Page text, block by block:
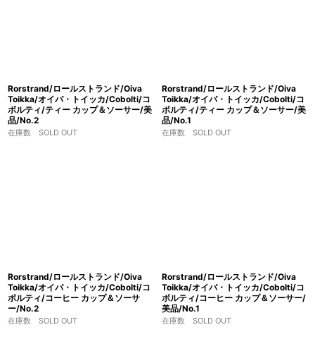
Rorstrand/ロールストランド/Oiva
Toikka/オイバ・トイッカ/Cobolti/コ
ボルティ/ティー カップ＆ソーサー/美
品/No.2
在庫数 SOLD OUT
Rorstrand/ロールストランド/Oiva
Toikka/オイバ・トイッカ/Cobolti/コ
ボルティ/ティー カップ＆ソーサー/美
品/No.1
在庫数 SOLD OUT
Rorstrand/ロールストランド/Oiva
Toikka/オイバ・トイッカ/Cobolti/コ
ボルティ/コーヒー カップ＆ソーサ
ー/No.2
在庫数 SOLD OUT
Rorstrand/ロールストランド/Oiva
Toikka/オイバ・トイッカ/Cobolti/コ
ボルティ/コーヒー カップ＆ソーサー/
美品/No.1
在庫数 SOLD OUT